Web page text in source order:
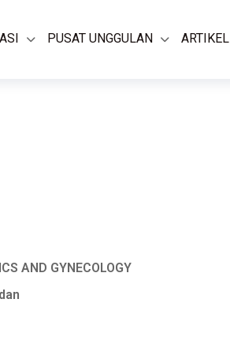
PUSAT UNGGULAN ARTIKEL
AND GYNECOLOGY